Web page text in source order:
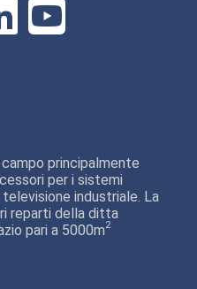
principalmente
per i sistemi
industriale. La
reparti della ditta
pari a 5000m2